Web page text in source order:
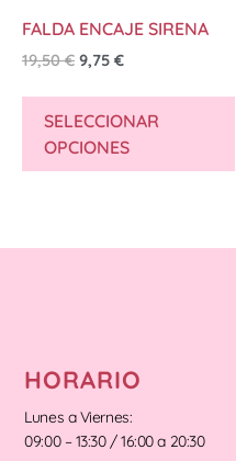
FALDA ENCAJE SIRENA
19,50€ 9,75 €
SELECCIONAR
OPCIONES
HORARIO
Lunes a Viernes:
09:00 – 13:30 / 16:00 a 20:30